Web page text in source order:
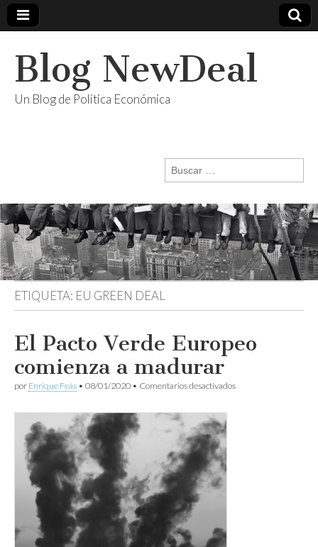
Blog NewDeal
Un Blog de Política Económica
Buscar:
ETIQUETA: EU GREEN DEAL
El Pacto Verde Europeo
comienza a madurar
por Enrique Feás • 08/01/2020 • Comentarios desactivadosen